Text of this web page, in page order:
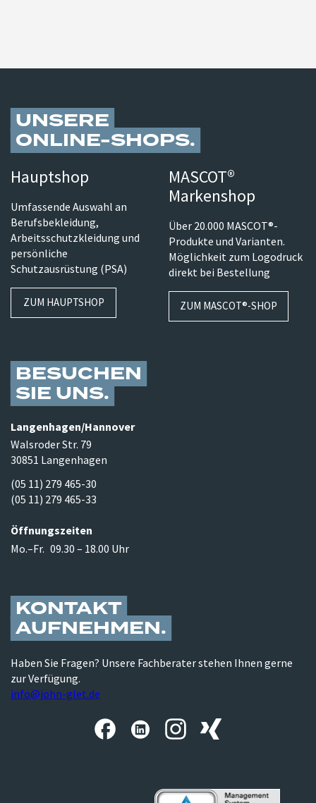
UNSERE
ONLINE-SHOPS
Hauptshop
Umfassende Auswahl an
Berufsbekleidung,
Arbeitsschutzkleidung und
persönliche
Schutzausrüstung (PSA)
ZUM HAUPTSHOP
MASCOT®
Markenshop
Über 20.000 MASCOT®-
Produkte und Varianten.
Möglichkeit zum Logodruck
direkt bei Bestellung
ZUM MASCOT®-SHOP
BESUCHEN
SIE UNS
Langenhagen/​Hannover
Walsroder Str. 79
30851 Langenhagen
(05 11) 279 465-30
(05 11) 279 465-33
Öffnungszeiten
Mo.–Fr. 09.30 – 18.00 Uhr
KONTAKT
AUFNEHMEN
Haben Sie Fragen? Unsere Fachberater stehen Ihnen gerne
zur Verfügung.
info@john-glet.de